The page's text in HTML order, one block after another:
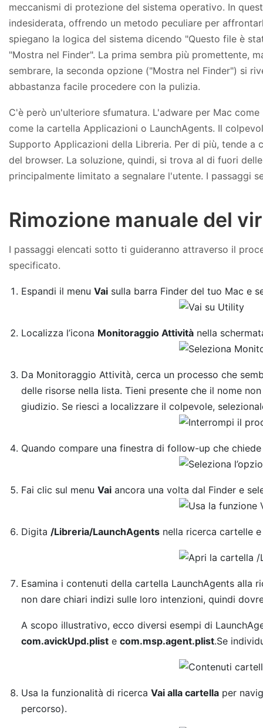
meccanismi di protezione del sistema operativo. In
indesiderata, offrendo un metodo peculiare per
spiegano la logica del sistema dicendo "Questo file è
"Mostra nel Finder". La prima sembra più promettente,
sembrare, la seconda opzione ("Mostra nel Finder") si
abbastanza facile procedere con la pulizia.
C'è però un'ulteriore sfumatura. L'adware per Mac
come la cartella Applicazioni o LaunchAgents. Il
Supporto Applicazioni della Libreria. Per di più, tende
del browser. La soluzione, quindi, si trova al di fuori
principalmente limitato a segnalare l'utente. I passaggi
Rimozione manuale del
I passaggi elencati sotto ti guideranno attraverso il
specificato.
Espandi il menuVai sulla barra Finder del tuo Mac e
Localizza l’icona Monitoraggio Attività nella
Da Monitoraggio Attività, cerca un processo che
delle risorse nella lista. Tieni presente che il nome
giudizio. Se riesci a localizzare il colpevole,
Quando compare una finestra di follow-up che
Fai clic sul menuVai ancora una volta dal Finder e
Digita /Libreria/LaunchAgents nella ricerca cartelle
Esamina i contenuti della cartella LaunchAgents alla
non dare chiari indizi sulle loro intenzioni, quindi
A scopo illustrativo, ecco diversi esempi di
com.avickUpd.plist ecom.msp.agent.plist.Se
Usa la funzionalità di ricercaVai alla cartella per
percorso).